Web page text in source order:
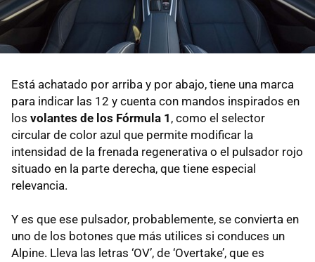
Está achatado por arriba y por abajo, tiene una marca
para indicar las 12 y cuenta con mandos inspirados en
los volantes de los Fórmula 1 , como el selector
circular de color azul que permite modificar la
intensidad de la frenada regenerativa o el pulsador rojo
situado en la parte derecha, que tiene especial
relevancia.
Y es que ese pulsador, probablemente, se convierta en
uno de los botones que más utilices si conduces un
Alpine. Lleva las letras ‘OV’, de ‘Overtake’, que es